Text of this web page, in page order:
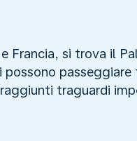
Francia, si trova il
passeggiare
traguardi